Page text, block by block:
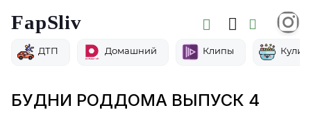
FapSliv
ДТП Домашний Клипы
БУДНИ РОДДОМА ВЫПУСК 4